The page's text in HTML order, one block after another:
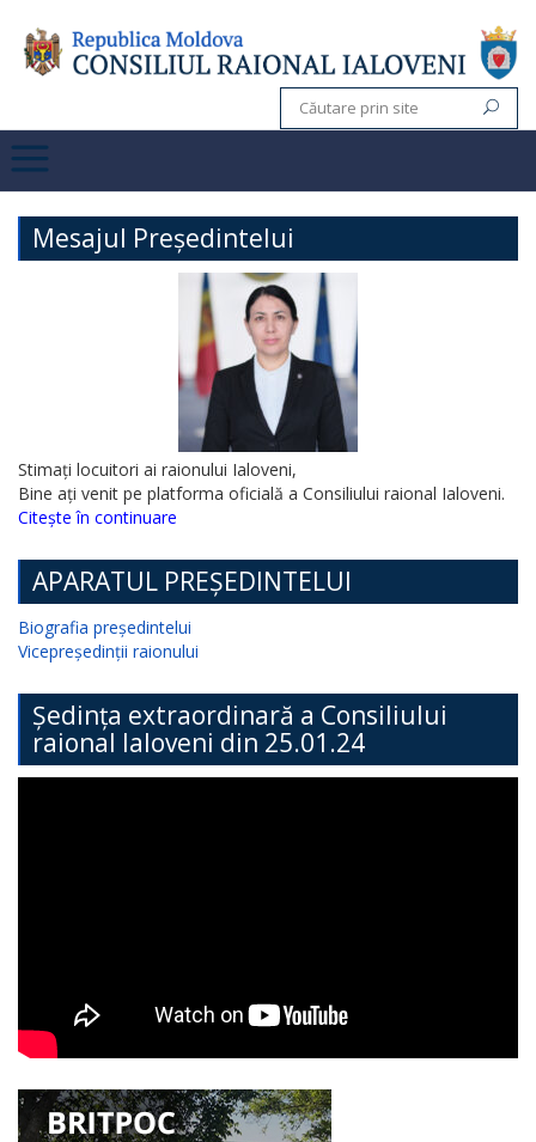
Mesajul Președintelui
Stimați locuitori ai raionului Ialoveni,
Bine ați venit pe platforma oficială a Consiliului raional Ialoveni.
Citește în continuare
APARATUL PREȘEDINTELUI
Biografia președintelui
Vicepreședinții raionului
Ședința extraordinară a Consiliului
raional Ialoveni din 25.01.24